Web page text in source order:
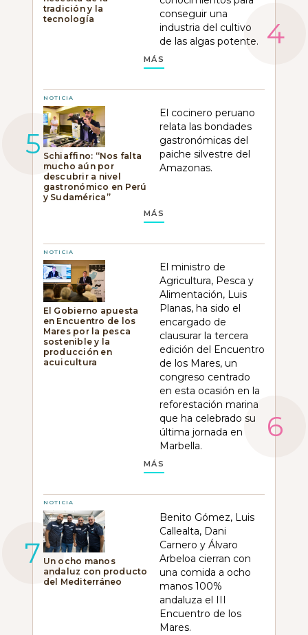
tradición y la
tecnología
conseguir una
industria del cultivo
de las algas potente.
MÁS
NOTICIA
Schiaffino: “Nos falta
mucho aún por
descubrir a nivel
gastronómico en Perú
y Sudamérica”
El cocinero peruano
relata las bondades
gastronómicas del
paiche silvestre del
Amazonas.
MÁS
NOTICIA
El Gobierno apuesta
en Encuentro de los
Mares por la pesca
sostenible y la
producción en
acuicultura
El ministro de
Agricultura, Pesca y
Alimentación, Luis
Planas, ha sido el
encargado de
clausurar la tercera
edición del Encuentro
de los Mares, un
congreso centrado
en esta ocasión en la
reforestación marina
que ha celebrado su
última jornada en
Marbella.
MÁS
NOTICIA
Un ocho manos
andaluz con producto
del Mediterráneo
Benito Gómez, Luis
Callealta, Dani
Carnero y Álvaro
Arbeloa cierran con
una comida a ocho
manos 100%
andaluza el III
Encuentro de los
Mares.